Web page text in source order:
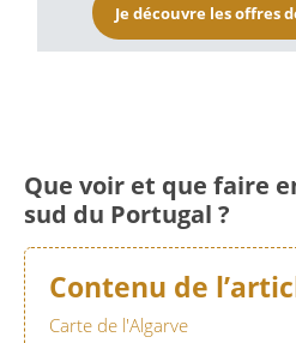
Je découvre les offres
Que voir et que faire
sud du Portugal ?
Contenu de
Carte de l'Algarve